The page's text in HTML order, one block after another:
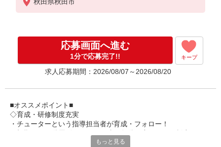
★土日祝日は時給100円アップ！
応募画面へ進む
1分で応募完了!! キープ
求人応募期間：2026/08/07～2026/08/20
■オススメポイント■
◇育成・研修制度充実
・チューターという指導担当者が育成・フォロー！
・キャリアアップ支援制度を活用して働きながら資格取得が可能
もっと見る